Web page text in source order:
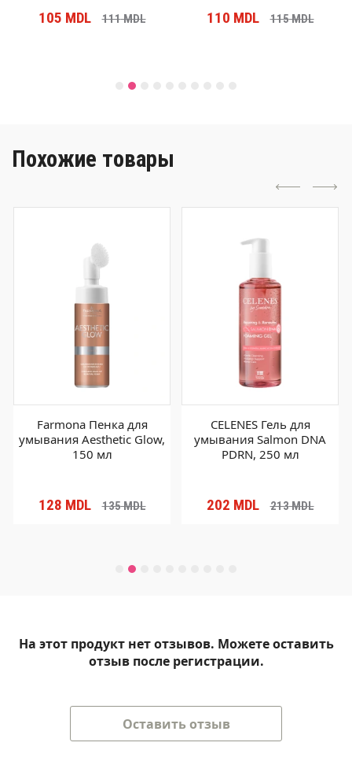
105 MDL 111MDL 110 MDL 115MDL
Похожие товары
Farmona Пенка для
умывания Aesthetic Glow,
150 мл
128 MDL 135MDL
CELENES Гель для
умывания Salmon DNA
PDRN, 250 мл
202 MDL 213MDL
На этот продукт нет отзывов. Можете оставить
отзыв после регистрации.
Оставить отзыв